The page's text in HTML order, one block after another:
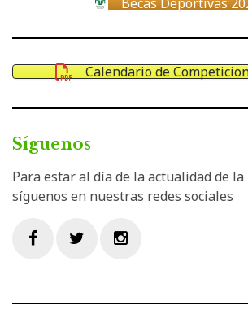
Calendario de
Síguenos
Para estar al día de la actualidad de la
síguenos en nuestras redes sociales